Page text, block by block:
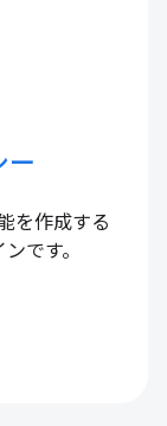
ー
を作成する
です。